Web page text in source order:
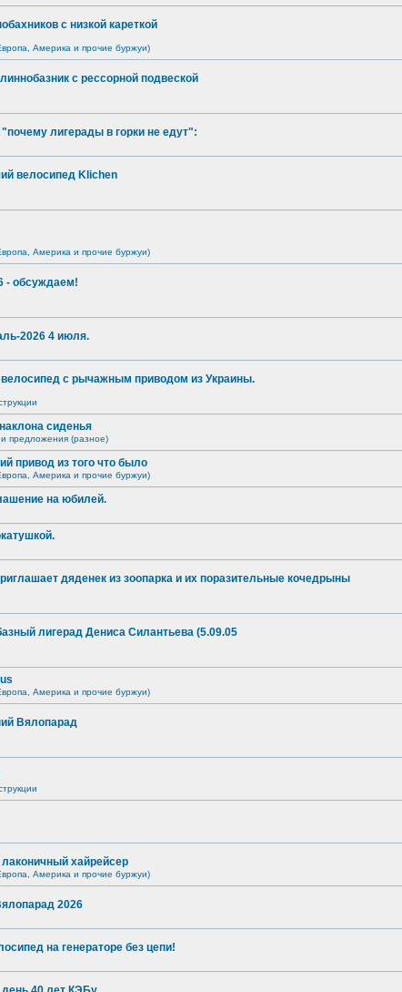
с низкой кареткой
Америка и прочие буржуи)
с рессорной подвеской
лигерады в горки не едут":
велосипед Klichen
Америка и прочие буржуи)
- обсуждаем!
2026 4 июля.
с рычажным приводом из Украины.
сиденья
предложения (разное)
привод из того что было
Америка и прочие буржуи)
на юбилей.
дяденек из зоопарка и их поразительные кочедрыны
лигерад Дениса Силантьева (5.09.05
Америка и прочие буржуи)
Вялопарад
хайрейсер
Америка и прочие буржуи)
2026
на генераторе без цепи!